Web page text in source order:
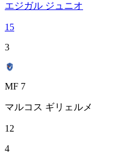
エジガル ジュニオ
15
3
MF 7
マルコス ギリェルメ
12
4